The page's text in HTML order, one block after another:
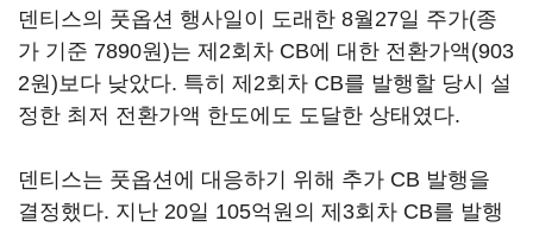
덴티스의 풋옵션 행사일이 도래한 8월27일 주가(종
가 기준 7890원)는 제2회차 CB에 대한 전환가액(903
2원)보다 낮았다. 특히 제2회차 CB를 발행할 당시 설
정한 최저 전환가액 한도에도 도달한 상태였다.
덴티스는 풋옵션에 대응하기 위해 추가 CB 발행을
결정했다. 지난 20일 105억원의 제3회차 CB를 발행